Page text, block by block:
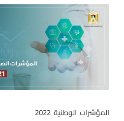
المؤشرات الوطنية 2022